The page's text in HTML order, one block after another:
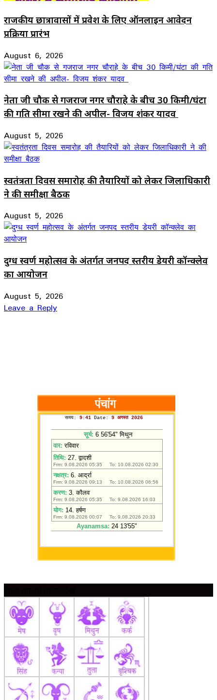
राजकीय छात्रावासों में प्रवेश के लिए ऑनलाइन आवेदन
प्रक्रिया प्रारंभ
August 6, 2026
नेता जी चौक से गजराज नगर चौराहे के बीच 30 किमी/घंटा
की गति सीमा रखने की अपील- विजय शंकर यादव
August 5, 2026
स्वतंत्रता दिवस समारोह की तैयारियों को लेकर जिलाधिकारी
ने की समीक्षा बैठक
August 5, 2026
दुग्ध स्वर्ण महोत्सव के अंतर्गत जनपद स्तरीय डेयरी कॉन्क्लेव
का आयोजन
August 5, 2026
Leave a Reply